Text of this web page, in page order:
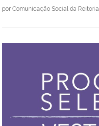
por Comunicação Social da Reitoria